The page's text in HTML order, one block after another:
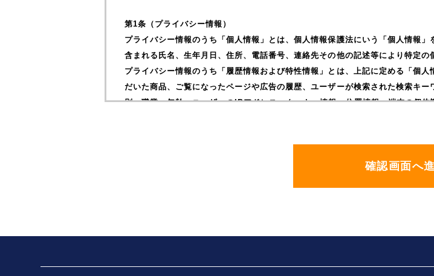
第1条（プライバシー情報）
プライバシー情報のうち「個人情報」とは、個人情報保護法にいう「個人情報
含まれる氏名、生年月日、住所、電話番号、連絡先その他の記述等により特定の
プライバシー情報のうち「履歴情報および特性情報」とは、上記に定める「個
だいた商品、ご覧になったページや広告の履歴、ユーザーが検索された検索キ
別、職業、年齢、ユーザーのIPアドレス、クッキー情報、位置情報、端末の個体
当社は、ユーザーについて、利用したサービスやソフトウエア、購入した商品
当社が個人情報を収集・利用する目的は、以下のとおりです。